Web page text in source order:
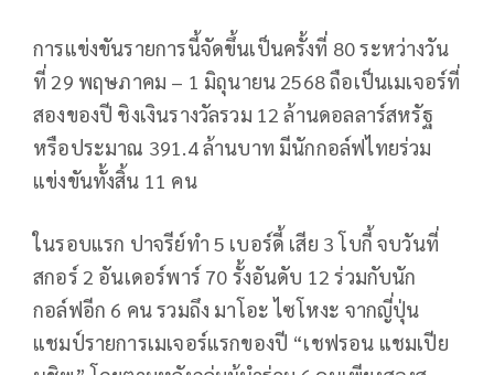
การแข่งขันรายการนี้จัดขึ้นเป็นครั้งที่ 80 ระหว่างวัน
ที่ 29 พฤษภาคม – 1 มิถุนายน 2568 ถือเป็นเมเจอร์ที่
สองของปี ชิงเงินรางวัลรวม 12 ล้านดอลลาร์สหรัฐ
หรือประมาณ 391.4 ล้านบาท มีนักกอล์ฟไทยร่วม
แข่งขันทั้งสิ้น 11 คน
ในรอบแรก ปาจรีย์ทำ 5 เบอร์ดี้ เสีย 3 โบกี้ จบวันที่
สกอร์ 2 อันเดอร์พาร์ 70 รั้งอันดับ 12 ร่วมกับนัก
กอล์ฟอีก 6 คน รวมถึง มาโอะ ไซโหงะ จากญี่ปุ่น
แชมป์รายการเมเจอร์แรกของปี “เชฟรอน แชมเปีย